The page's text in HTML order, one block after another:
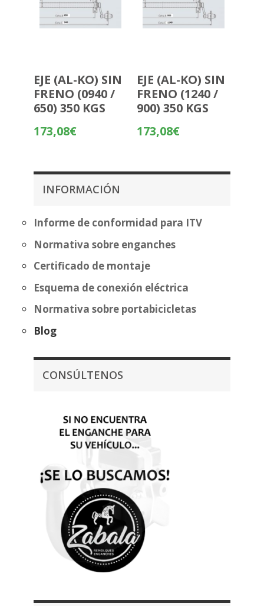
EJE (AL-KO) SIN
FRENO (0940 /
650) 350 KGS
173,08€
EJE (AL-KO) SIN
FRENO (1240 /
900) 350 KGS
173,08€
INFORMACIÓN
Informe de conformidad para ITV
Normativa sobre enganches
Certificado de montaje
Esquema de conexión eléctrica
Normativa sobre portabicicletas
Blog
CONSÚLTENOS